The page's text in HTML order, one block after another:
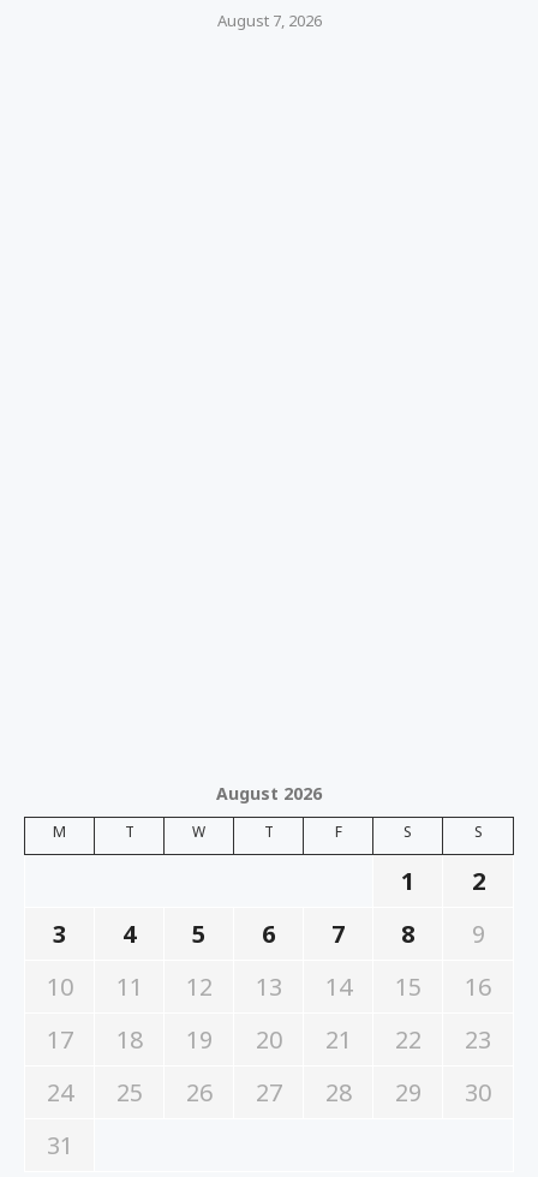
August 7, 2026
August 2026
M T W T F S S
1
2
3
4 5 6 7 8
9
10
11 12 13 14 15
16
17
18 19 20 21 22
23
24
25 26 27 28 29
30
31